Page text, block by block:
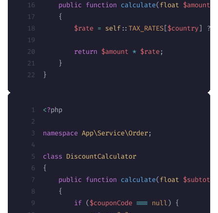
    public
function calculate(float $amount
    {
        $rate
= self :: TAX_RATES[$country] ??
        return
$amount * $rate;
    }
}
<?php
namespace App\Service\Order;
class DiscountCalculator
{
    public
function calculate(float $subtotal
    {
        if
($couponCode === null) {